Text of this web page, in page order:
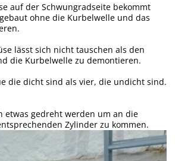
auf der Schwungradseite bekommt
ohne die Kurbelwelle und das
lässt sich nicht tauschen als den
die Kurbelwelle zu demontieren.
die dicht sind als vier, die undicht sind.
etwas gedreht werden um an die
Zylinder zu kommen.